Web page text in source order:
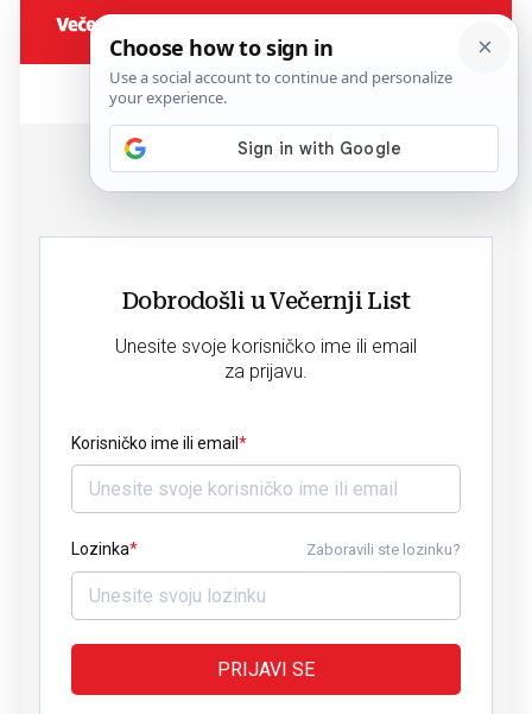
Dobrodošli u Večernji List
Unesite svoje korisničko ime ili email
za prijavu.
Korisničko ime ili email
Lozinka Zaboravili ste lozinku?
PRIJAVI SE